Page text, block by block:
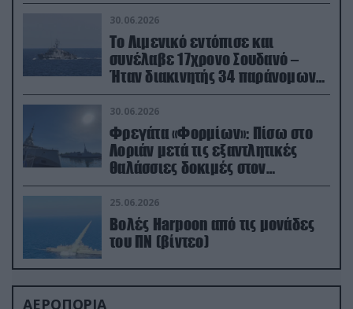
30.06.2026
Το Λιμενικό εντόπισε και
συνέλαβε 17χρονο Σουδανό –
Ήταν διακινητής 34 παράνομων
μεταναστών
30.06.2026
Φρεγάτα «Φορμίων»: Πίσω στο
Λοριάν μετά τις εξαντλητικές
θαλάσσιες δοκιμές στον
απαιτητικό Βισκαϊκό
25.06.2026
Βολές Harpoon από τις μονάδες
του ΠΝ (βίντεο)
ΑΕΡΟΠΟΡΙΑ